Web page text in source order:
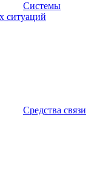
Системы
ситуаций
Средства связи